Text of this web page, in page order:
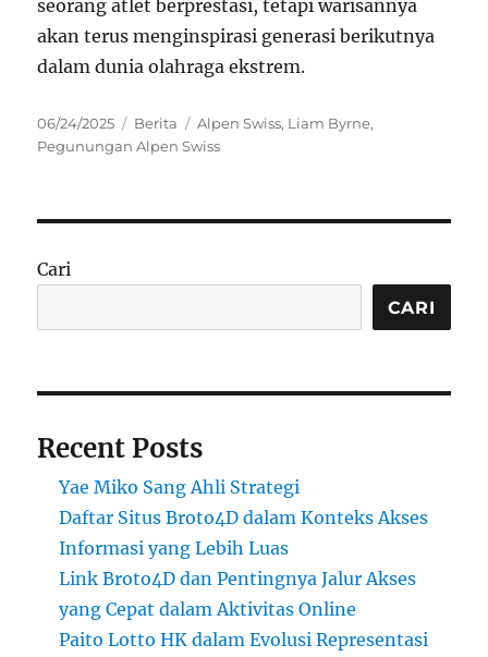
seorang atlet berprestasi, tetapi warisannya
akan terus menginspirasi generasi berikutnya
dalam dunia olahraga ekstrem.
Posted
on
06/24/2025 Categories
Berita Tags
Alpen Swiss, Liam Byrne,
Pegunungan Alpen Swiss
Cari
CARI
Recent Posts
Yae Miko Sang Ahli Strategi
Daftar Situs Broto4D dalam Konteks Akses
Informasi yang Lebih Luas
Link Broto4D dan Pentingnya Jalur Akses
yang Cepat dalam Aktivitas Online
Paito Lotto HK dalam Evolusi Representasi